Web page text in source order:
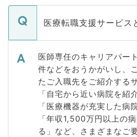
医療転職支援サービス
医師専任のキャリアパー
件などをおうかがいし、
たご入職先をご紹介する
「自宅から近い病院を紹
「医療機器が充実した病
「年収1,500万円以上の
る」など、さまざまなご